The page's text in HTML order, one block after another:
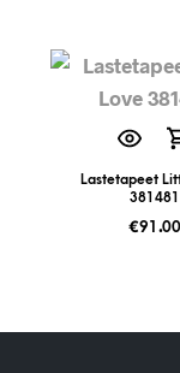
Lastetapeet
381481
€91.00